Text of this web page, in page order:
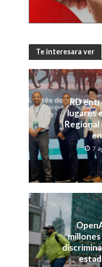
Te interesara ver
RD
lugares
Regional
7